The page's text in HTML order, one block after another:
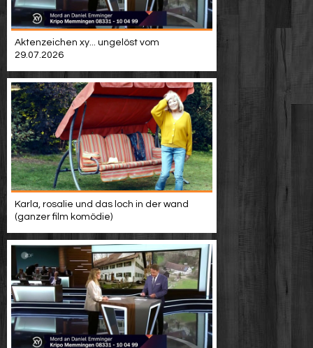
Aktenzeichen xy... ungelöst vom
29.07.2026
Karla, rosalie und das loch in der wand
(ganzer film komödie)